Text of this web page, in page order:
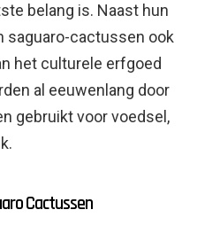
belang is. Naast hun
saguaro-cactussen ook
het culturele erfgoed
al eeuwenlang door
gebruikt voor voedsel,
Cactussen